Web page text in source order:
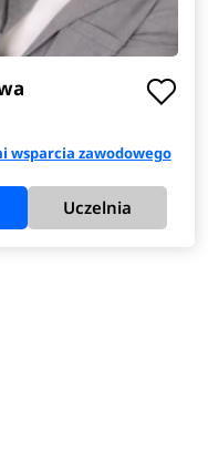
wsparcia zawodowego
Uczelnia